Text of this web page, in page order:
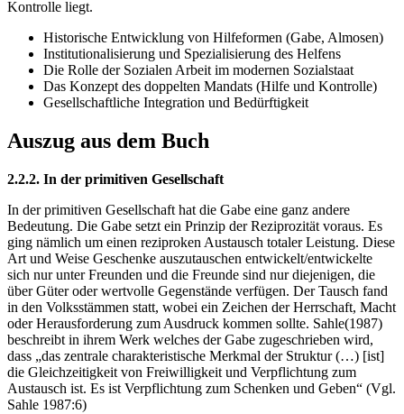
Kontrolle liegt.
Historische Entwicklung von Hilfeformen (Gabe, Almosen)
Institutionalisierung und Spezialisierung des Helfens
Die Rolle der Sozialen Arbeit im modernen Sozialstaat
Das Konzept des doppelten Mandats (Hilfe und Kontrolle)
Gesellschaftliche Integration und Bedürftigkeit
Auszug aus dem Buch
2.2.2. In der primitiven Gesellschaft
In der primitiven Gesellschaft hat die Gabe eine ganz andere
Bedeutung. Die Gabe setzt ein Prinzip der Reziprozität voraus. Es
ging nämlich um einen reziproken Austausch totaler Leistung. Diese
Art und Weise Geschenke auszutauschen entwickelt/entwickelte
sich nur unter Freunden und die Freunde sind nur diejenigen, die
über Güter oder wertvolle Gegenstände verfügen. Der Tausch fand
in den Volksstämmen statt, wobei ein Zeichen der Herrschaft, Macht
oder Herausforderung zum Ausdruck kommen sollte. Sahle(1987)
beschreibt in ihrem Werk welches der Gabe zugeschrieben wird,
dass „das zentrale charakteristische Merkmal der Struktur (…) [ist]
die Gleichzeitigkeit von Freiwilligkeit und Verpflichtung zum
Austausch ist. Es ist Verpflichtung zum Schenken und Geben“ (Vgl.
Sahle 1987:6)